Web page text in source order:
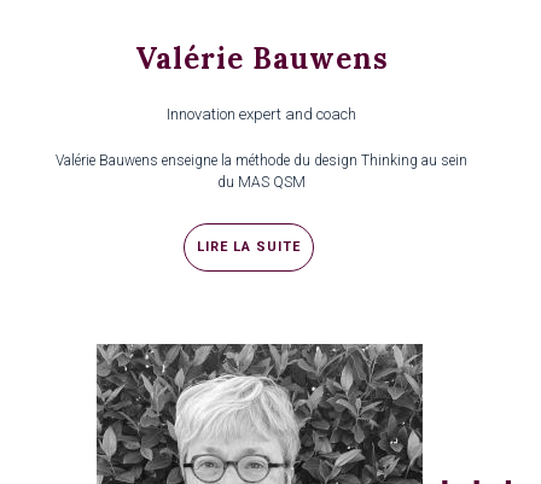
Valérie Bauwens
Innovation expert and coach
Valérie Bauwens enseigne la méthode du design Thinking au sein
du MAS QSM
LIRE LA SUITE